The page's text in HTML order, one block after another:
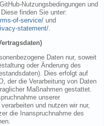
Nutzungsbedingungen und
finden Sie unter:
of-service/ und
statement/.
Daten nur, soweit
oder Änderung des
Dies erfolgt auf
der die Verarbeitung von Daten
Maßnahmen gestattet.
unserer
und nutzen wir nur,
die Inanspruchnahme des